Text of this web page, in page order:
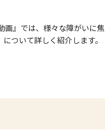
』では、様々な障がいに
ついて詳しく紹介します。